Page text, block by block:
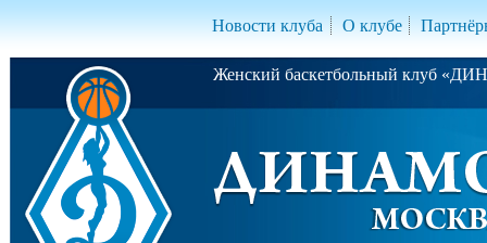
Новости клуба О клубе
Женский баскетбольный клуб